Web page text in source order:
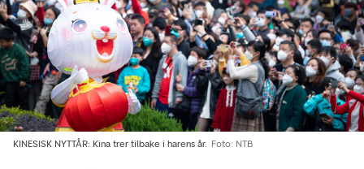
KINESISK NYTTÅR: Kina trer tilbake i harens år. Foto: NTB